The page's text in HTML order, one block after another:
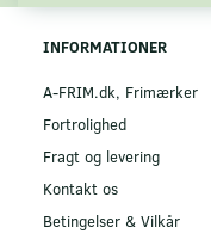
INFORMATIONER
A-FRIM.dk, Frimærker
Fortrolighed
Fragt og levering
Kontakt os
Betingelser & Vilkår